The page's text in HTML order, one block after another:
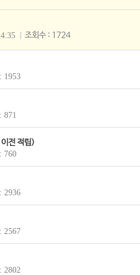
조회수 : 1724
1953
871
전 적립)
760
2936
2567
2802